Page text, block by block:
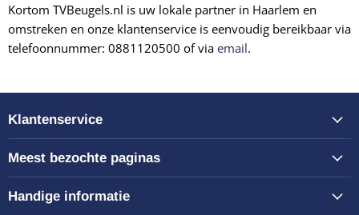
Kortom TVBeugels.nl is uw lokale partner in Haarlem en
omstreken en onze klantenservice is eenvoudig bereikbaar via
telefoonnummer: 0881120500 of via email.
Klantenservice
Meest bezochte paginas
Handige informatie